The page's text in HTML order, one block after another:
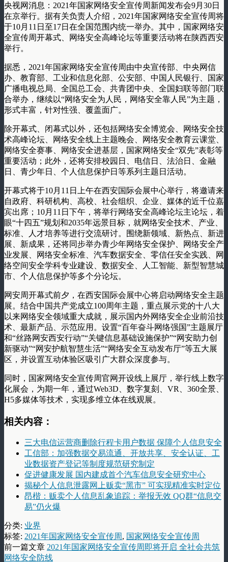
央视网消息：2021年国家网络安全宣传周新闻发布会9月30日
在京举行。据有关负责人介绍，2021年国家网络安全宣传周将
于10月11日至17日在全国范围内统一举办。其中，国家网络安
全宣传周开幕式、网络安全高峰论坛等重要活动将在陕西西安
举行。
据悉，2021年国家网络安全宣传周由中央宣传部、中央网信
办、教育部、工业和信息化部、公安部、中国人民银行、国家
广播电视总局、全国总工会、共青团中央、全国妇联等部门联
合举办，继续以“网络安全为人民，网络安全靠人民”为主题，
形式丰富，针对性强、覆盖面广。
除开幕式、闭幕式以外，还包括网络安全博览会、网络安全技
术高峰论坛、网络安全线上主题晚会、网络安全教育云课堂、
网络安全赛事、网络安全进基层，国家网络安全“双先”表彰等
重要活动；此外，还将安排校园日、电信日、法治日、金融
日、青少年日、个人信息保护日等系列主题日活动。
开幕式将于10月11日上午在西安国际会展中心举行，将邀请来
自政府、科研机构、高校、社会组织、企业、媒体的近千位嘉
宾出席；10月11日下午，将举行网络安全高峰论坛主论坛，着
眼“十四五”规划和2035年远景目标，就网络安全技术、产业、
标准、人才培养等进行交流研讨。围绕新领域、新热点、新进
展、新成果，还将同步举办青少年网络安全保护、网络安全产
业发展、网络安全标准、汽车数据安全、零信任安全实践、网
络空间安全学科专业建设、数据安全、人工智能、新型智慧城
市、个人信息保护等多个分论坛。
网安周开幕式前夕，在西安国际会展中心将启动网络安全主题
展。结合中国共产党成立100周年主题，重点展示党的十八大
以来网络安全领域重大成就，展示国内外网络安全企业前沿技
术、最新产品、示范应用。设置“百年奋斗网络强国”主题展厅
和“丝路网安西安行动”“关键信息基础设施保护”“网安助力创
新驱动”“网安护航智慧生活”“网络安全互动发布厅”等五大展
区，并设置互动体验区吸引广大群众深度参与。
同时，国家网络安全宣传周官网开设线上展厅，举行线上数字
化展会，为期一年，通过Web3D、数字复刻、VR、360全景、
H5多媒体等技术，实现多维立体在线观展。
相关内容：
三大电信运营商删除行程卡用户数据 保障个人信息安全
工信部：加强数据交易流通、开放共享、安全认证、工
业数据资产登记等制度规范研究制定
促进健康发展 国内建成首个汽车信息安全研究中心
揭秘个人信息泄露网上贩卖“黑市” 可实现精准实时定位
昂楷：贩卖个人信息乱象追踪：举报无效 QQ群“信息交
易”仍火爆
分类: 业界
标签: 2021年国家网络安全宣传周 , 国家网络安全宣传周
前一篇文章 2021年国家网络安全宣传周即将开启 全社会共筑
网络安全防线